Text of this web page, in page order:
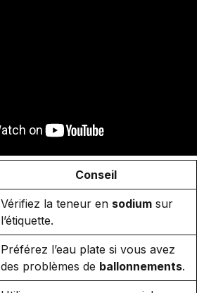
Conseil
Vérifiez la teneur en sodium sur
l’étiquette.
Préférez l’eau plate si vous avez
des problèmes de ballonnements.